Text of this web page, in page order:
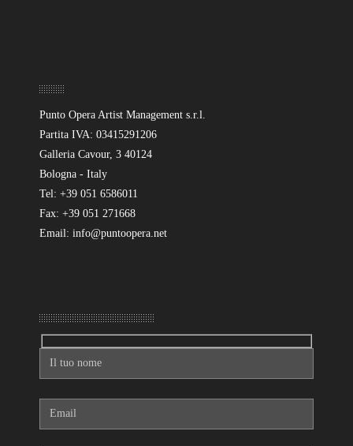
Punto Opera Artist Management s.r.l.
Partita IVA: 03415291206
Galleria Cavour, 3 40124
Bologna - Italy
Tel: +39 051 6586011
Fax: +39 051 271668
Email: info@puntoopera.net